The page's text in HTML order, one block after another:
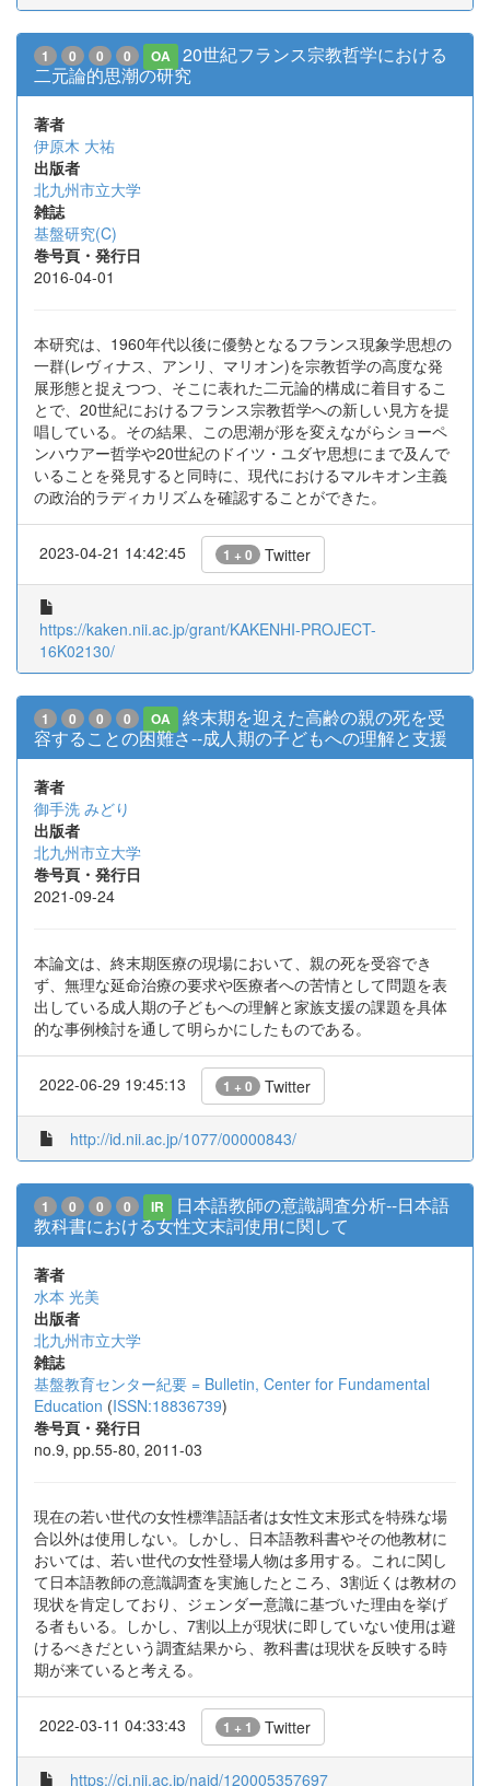
1 0 0 0 OA
20世紀フランス宗教哲学における
二元論的思潮の研究
著者
伊原木 大祐
出版者
北九州市立大学
雑誌
基盤研究(C)
巻号頁・発行日
2016-04-01
本研究は、1960年代以後に優勢となるフランス現象学思想の
一群(レヴィナス、アンリ、マリオン)を宗教哲学の高度な発
展形態と捉えつつ、そこに表れた二元論的構成に着目するこ
とで、20世紀におけるフランス宗教哲学への新しい見方を提
唱している。その結果、この思潮が形を変えながらショーペ
ンハウアー哲学や20世紀のドイツ・ユダヤ思想にまで及んで
いることを発見すると同時に、現代におけるマルキオン主義
の政治的ラディカリズムを確認することができた。
2023-04-21 14:42:45 1 + 0 Twitter
https://kaken.nii.ac.jp/grant/KAKENHI-PROJECT-
16K02130/
1 0 0 0 OA
終末期を迎えた高齢の親の死を受
容することの困難さ--成人期の子どもへの理解と支援
著者
御手洗 みどり
出版者
北九州市立大学
巻号頁・発行日
2021-09-24
本論文は、終末期医療の現場において、親の死を受容でき
ず、無理な延命治療の要求や医療者への苦情として問題を表
出している成人期の子どもへの理解と家族支援の課題を具体
的な事例検討を通して明らかにしたものである。
2022-06-29 19:45:13 1 + 0 Twitter
http://id.nii.ac.jp/1077/00000843/
1 0 0 0 IR
日本語教師の意識調査分析--日本語
教科書における女性文末詞使用に関して
著者
水本 光美
出版者
北九州市立大学
雑誌
基盤教育センター紀要 = Bulletin, Center for Fundamental
Education (ISSN:18836739)
巻号頁・発行日
no.9, pp.55-80, 2011-03
現在の若い世代の女性標準語話者は女性文末形式を特殊な場
合以外は使用しない。しかし、日本語教科書やその他教材に
おいては、若い世代の女性登場人物は多用する。これに関し
て日本語教師の意識調査を実施したところ、3割近くは教材の
現状を肯定しており、ジェンダー意識に基づいた理由を挙げ
る者もいる。しかし、7割以上が現状に即していない使用は避
けるべきだという調査結果から、教科書は現状を反映する時
期が来ていると考える。
2022-03-11 04:33:43 1 + 1 Twitter
https://ci.nii.ac.jp/naid/120005357697